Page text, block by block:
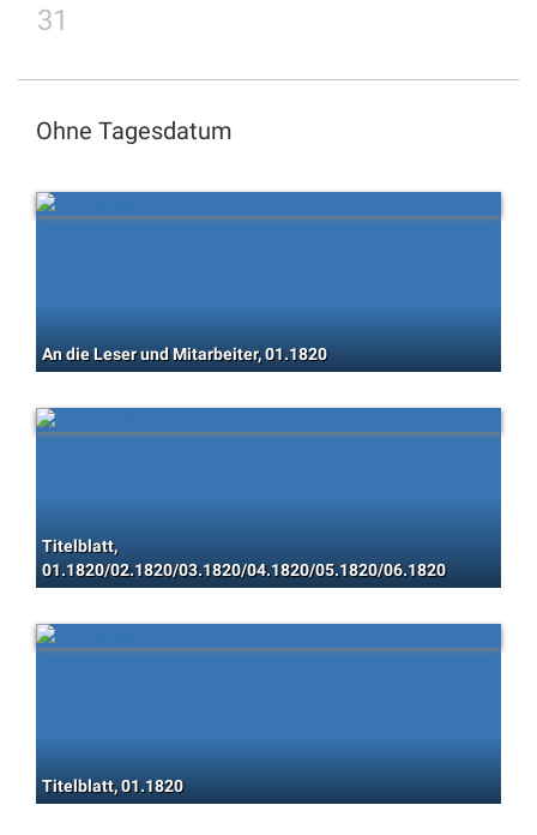
31
Ohne Tagesdatum
An die Leser und Mitarbeiter, 01.1820
Titelblatt,
01.1820/02.1820/03.1820/04.1820/05.1820/06.1820
Titelblatt, 01.1820